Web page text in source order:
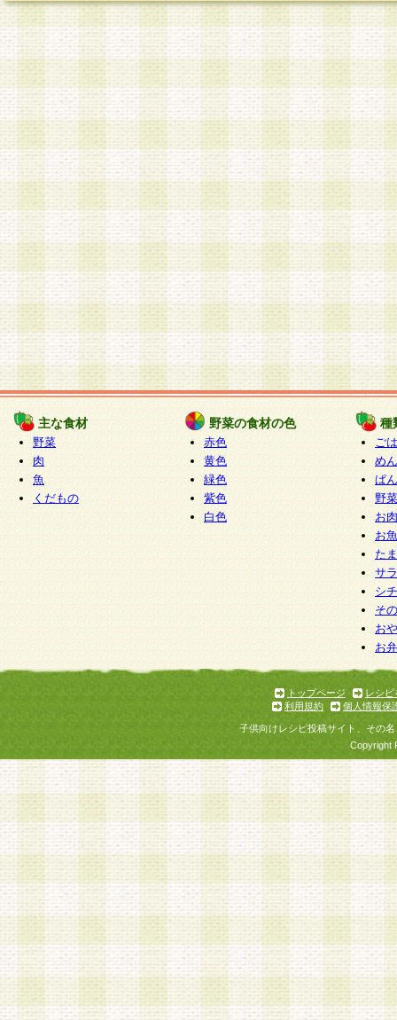
主な食材
野菜
肉
魚
くだもの
野菜の食材の色
赤色
黄色
緑色
紫色
白色
種
ご
めん
ぱん
野
お
お
た
サ
シ
そ
お
お
トップページ
レシピ
利用規約
個人情報保
子供向けレシピ投稿サイト、その
Copyright